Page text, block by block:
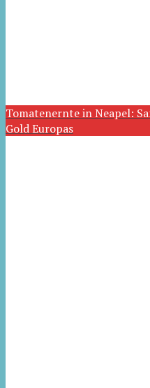
Tomatenernte in Neapel:
Gold Europas